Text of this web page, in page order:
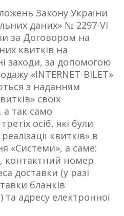
Закону України
даних» № 2297-VI
за Договором на
квитків на
заходи, за допомогою
«INTERNET-BILET»
з наданням
своїх
так само
осіб, які були
квитків» в
«Системи», а саме:
контактний номер
доставки (у разі
бланків
та адресу електронної